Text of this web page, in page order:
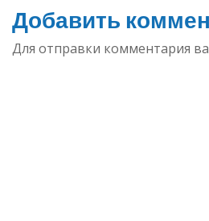
Добавить
Для отправки комментария